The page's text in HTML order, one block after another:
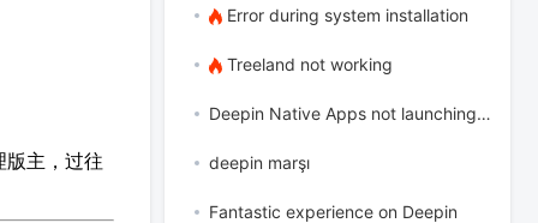
版主，过往
Error during system installation
Treeland not working
Deepin Native Apps not launching in the latest version
deepin marşı
Fantastic experience on Deepin